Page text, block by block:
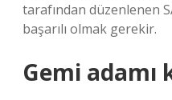
tarafından düzenlenen
başarılı olmak gerekir.
Gemi adamı